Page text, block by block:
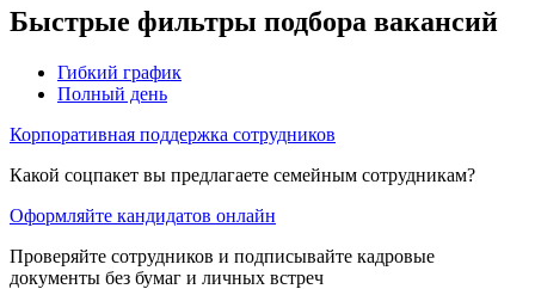
Быстрые фильтры подбора вакансий
Гибкий график
Полный день
Корпоративная поддержка сотрудников
Какой соцпакет вы предлагаете семейным сотрудникам?
Оформляйте кандидатов онлайн
Проверяйте сотрудников и подписывайте кадровые
документы без бумаг и личных встреч